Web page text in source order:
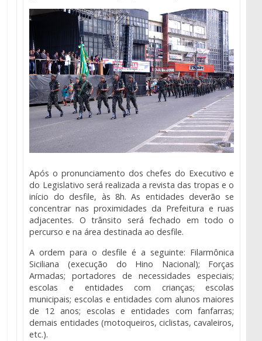
Após o pronunciamento dos chefes do Executivo e
do Legislativo será realizada a revista das tropas e o
início do desfile, às 8h. As entidades deverão se
concentrar nas proximidades da Prefeitura e ruas
adjacentes. O trânsito será fechado em todo o
percurso e na área destinada ao desfile.
A ordem para o desfile é a seguinte: Filarmônica
Siciliana (execução do Hino Nacional); Forças
Armadas; portadores de necessidades especiais;
escolas e entidades com crianças; escolas
municipais; escolas e entidades com alunos maiores
de 12 anos; escolas e entidades com fanfarras;
demais entidades (motoqueiros, ciclistas, cavaleiros,
etc.).